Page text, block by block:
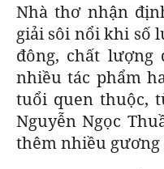
Nhà thơ nhận
giải sôi nổi khi số
đông, chất lượng
nhiều tác phẩm
tuổi quen thuộc,
Nguyễn Ngọc
thêm nhiều gương